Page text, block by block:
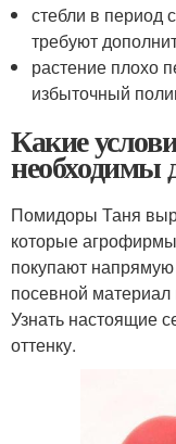
стебли в период
требуют
растение плохо
избыточный
Какие
необходимы
Помидоры Таня
которые
покупают
посевной
Узнать настоящие
оттенку.